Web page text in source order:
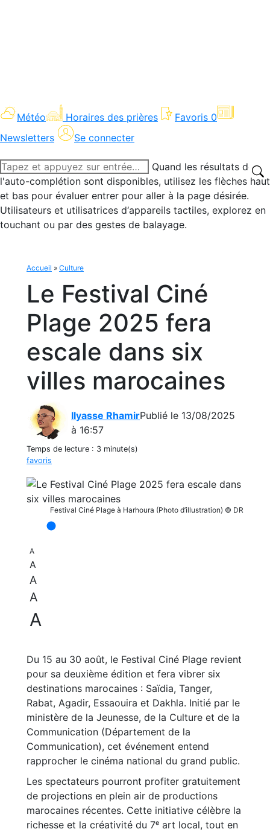
Météo Horaires des prières Favoris 0
Newsletters
Se connecter
Recherche
:
Quand les résultats de
l'auto-complétion sont disponibles, utilisez les flèches haut
et bas pour évaluer entrer pour aller à la page désirée.
Utilisateurs et utilisatrices d‘appareils tactiles, explorez en
touchant ou par des gestes de balayage.
Accueil » Culture
Le Festival Ciné
Plage 2025 fera
escale dans six
villes marocaines
Ilyasse RhamirPublié le 13/08/2025
à 16:57
Temps de lecture : 3 minute(s)
favoris
Festival Ciné Plage à Harhoura (Photo d’illustration) © DR
A
A
A
A
A
Du 15 au 30 août, le Festival Ciné Plage revient
pour sa deuxième édition et fera vibrer six
destinations marocaines : Saïdia, Tanger,
Rabat, Agadir, Essaouira et Dakhla. Initié par le
ministère de la Jeunesse, de la Culture et de la
Communication (Département de la
Communication), cet événement entend
rapprocher le cinéma national du grand public.
Les spectateurs pourront profiter gratuitement
de projections en plein air de productions
marocaines récentes. Cette initiative célèbre la
richesse et la créativité du 7ᵉ art local, tout en